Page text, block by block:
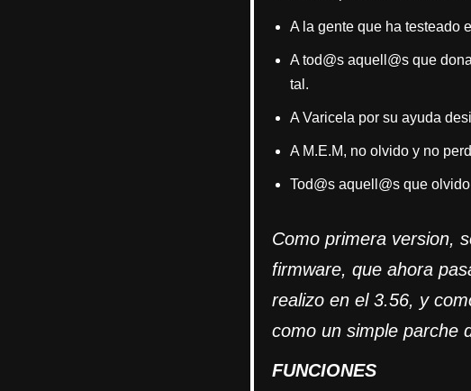
A la gente que ha testeado
A tod@s aquell@s que
tal.
A Varicela por su ayuda
A M.E.M, no olvido y no
Tod@s aquell@s que
Como primera version,
firmware, que ahora
realizo en el 3.56, y
como un simple parche
FUNCIONES